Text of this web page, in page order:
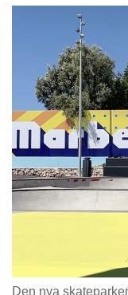
Den nya